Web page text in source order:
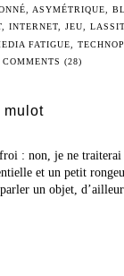
ASYMÉTRIQUE
, INTERNET, JEU
FATIGUE
COMMENTS (28)
mulot
: non, je ne traiterai
et un petit
un objet,